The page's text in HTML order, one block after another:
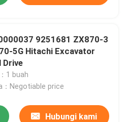
9251681 ZX870-3
5G Hitachi Excavator
Drive
1 buah
：Negotiable price
Hubungi kami